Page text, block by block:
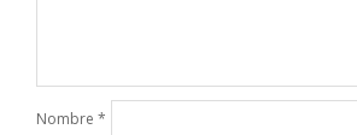
Nombre *